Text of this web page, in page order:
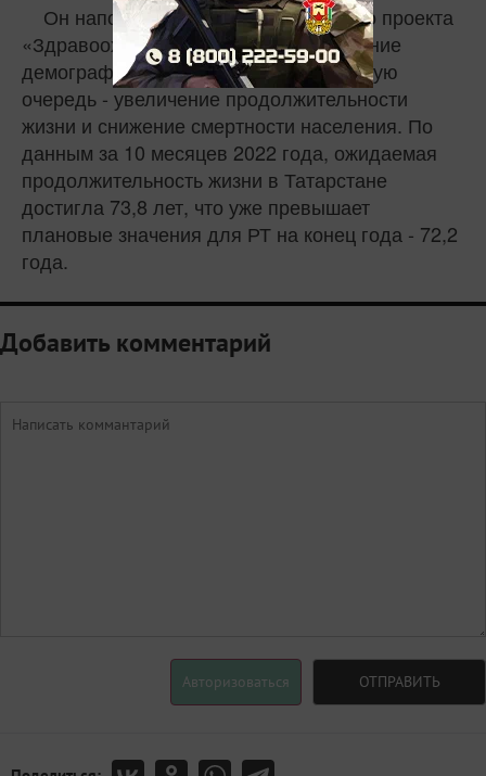
Он напомнил, целью национального проекта
«Здравоохранение» являетсяулучшение
демографических показателей, в первую
очередь - увеличение продолжительности
жизни и снижение смертности населения. По
данным за 10 месяцев 2022 года, ожидаемая
продолжительность жизни в Татарстане
достигла 73,8 лет, что уже превышает
плановые значения для РТ на конец года - 72,2
года.
Добавить комментарий
Авторизоваться ОТПРАВИТЬ